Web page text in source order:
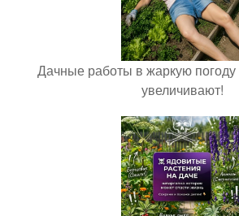
Дачные работы в жаркую погоду
увеличивают!